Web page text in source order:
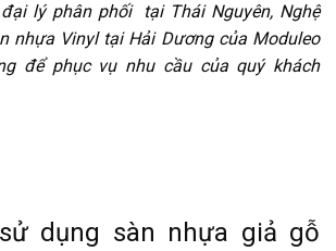
lý phân phối tại Thái Nguyên, Nghệ
nhựa Vinyl tại Hải Dương của Moduleo
để phục vụ nhu cầu của quý khách
dụng sàn nhựa giả gỗ